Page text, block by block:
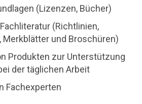
(Lizenzen, Bücher)
(Richtlinien,
Merkblätter und Broschüren)
Produkten zur Unterstützung
der täglichen Arbeit
Fachexperten